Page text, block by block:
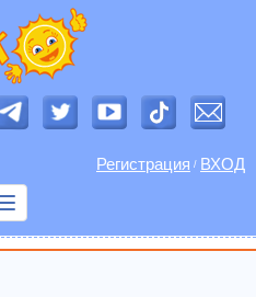
Регистрация / ВХОД
Показать